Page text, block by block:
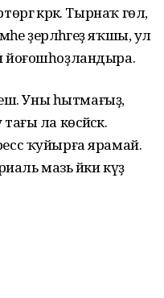
кәрәк. Тырнаҡ гөл,
әҙерләһәгеҙ яҡшы, ул
Уны һытмағыҙ,
ла көсәйәсәк.
ҡуйырға ярамай.
мазь йәки күҙ